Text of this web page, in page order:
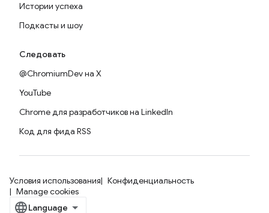
Истории успеха
Подкасты и шоу
Следовать
@ChromiumDev на X
YouTube
Chrome для разработчиков на LinkedIn
Код для фида RSS
Условия использования
Конфиденциальность
Manage cookies